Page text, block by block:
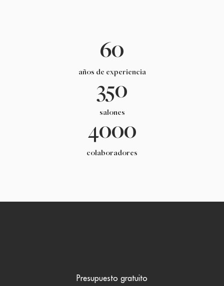
60
años de experiencia
350
salones
4000
colaboradores
Presupuesto gratuito